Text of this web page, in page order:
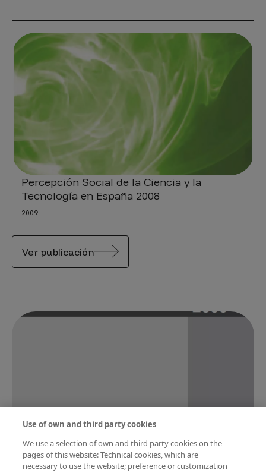
Percepción Social de la Ciencia y la
Tecnología en España 2008
2009
Ver publicación
Percepción Social de la Ciencia y la
Use of own and third party cookies
We use a selection of own and third party cookies on the
pages of this website: Technical cookies, which are
necessary to use the website; preference or customization